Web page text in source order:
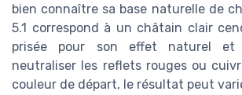
bien connaître sa base naturelle de
5.1 correspond à un châtain clair
prisée pour son effet naturel et
neutraliser les reflets rouges ou
couleur de départ, le résultat peut